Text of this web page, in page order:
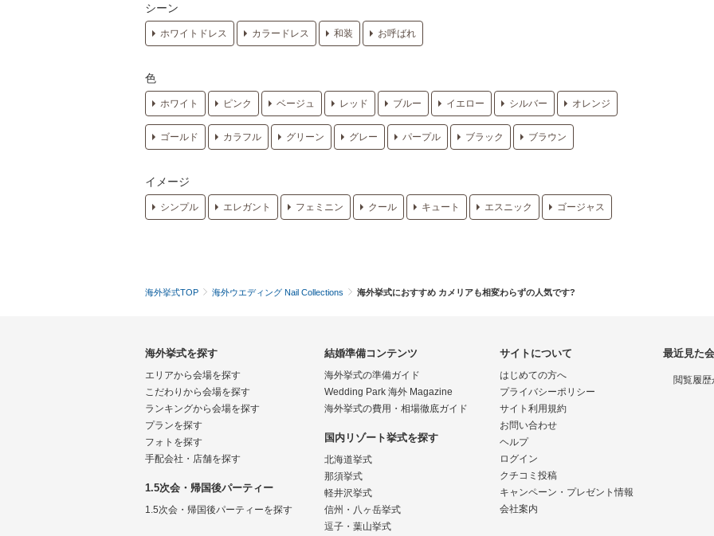
シーン
ホワイトドレス カラードレス 和装 お呼ばれ
色
ホワイト ピンク ベージュ レッド ブルー イエロー シルバー オレンジ
ゴールド カラフル グリーン グレー パープル ブラック ブラウン
イメージ
シンプル エレガント フェミニン クール キュート エスニック ゴージャス
海外挙式TOP 海外ウエディング Nail Collections 海外挙式におすすめ カメリアも相変わらずの人気です?
海外挙式を探す
エリアから会場を探す
こだわりから会場を探す
ランキングから会場を探す
プランを探す
フォトを探す
手配会社・店舗を探す
1.5次会・帰国後パーティー
1.5次会・帰国後パーティーを探す
結婚準備コンテンツ
海外挙式の準備ガイド
Wedding Park 海外 Magazine
海外挙式の費用・相場徹底ガイド
国内リゾート挙式を探す
北海道挙式
那須挙式
軽井沢挙式
信州・八ヶ岳挙式
逗子・葉山挙式
サイトについて
はじめての方へ
プライバシーポリシー
サイト利用規約
お問い合わせ
ヘルプ
ログイン
クチコミ投稿
キャンペーン・プレゼント情報
会社案内
最近見た
閲覧履歴